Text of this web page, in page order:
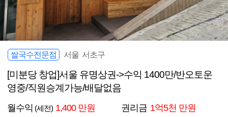
쌀국수전문점 서울 서초구
[미분당 창업]서울 유명상권->수익 1400만/반오토운
영중/직원승계가능/배달없음
월수익 (세전) 1,400 만원 권리금 1억5천 만원